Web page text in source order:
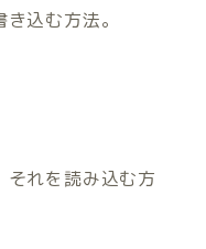
込む方法。
れを読み込む方